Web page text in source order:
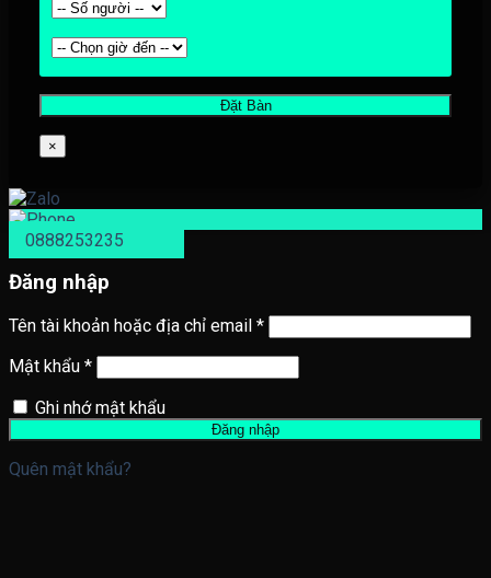
×
0888253235
Đăng nhập
Tên tài khoản hoặc địa chỉ email *
Mật khẩu *
Ghi nhớ mật khẩu
Đăng nhập
Quên mật khẩu?